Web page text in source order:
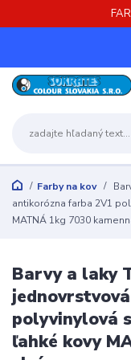
Farby na kov
antikorózna farba 2V1
MATNÁ 1kg 7030
Barvy a laky
polyvinylová
ľahké kovy